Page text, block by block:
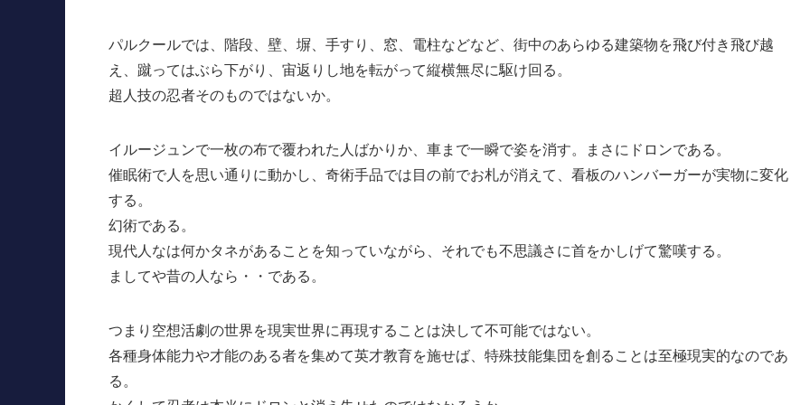
パルクールでは、階段、壁、塀、手すり、窓、電柱などなど、街中のあらゆる建築物を飛び付き飛び越
え、蹴ってはぶら下がり、宙返りし地を転がって縦横無尽に駆け回る。
超人技の忍者そのものではないか。
イルージュンで一枚の布で覆われた人ばかりか、車まで一瞬で姿を消す。まさにドロンである。
催眠術で人を思い通りに動かし、奇術手品では目の前でお札が消えて、看板のハンバーガーが実物に変化
する。
幻術である。
現代人なは何かタネがあることを知っていながら、それでも不思議さに首をかしげて驚嘆する。
ましてや昔の人なら・・である。
つまり空想活劇の世界を現実世界に再現することは決して不可能ではない。
各種身体能力や才能のある者を集めて英才教育を施せば、特殊技能集団を創ることは至極現実的なのであ
る。